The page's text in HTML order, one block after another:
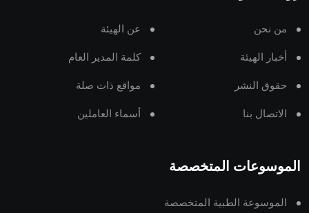
من نحن عن الهيئة
أخبار الهيئة كلمة المدير العام
حقوق النشر مواقع ذات صلة
الاتصال بنا أسماء العاملين
الموسوعات المتخصصة
الموسوعة الطبية المتخصصة